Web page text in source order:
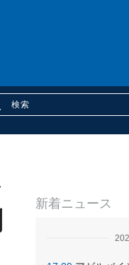
購読
新着ニュース